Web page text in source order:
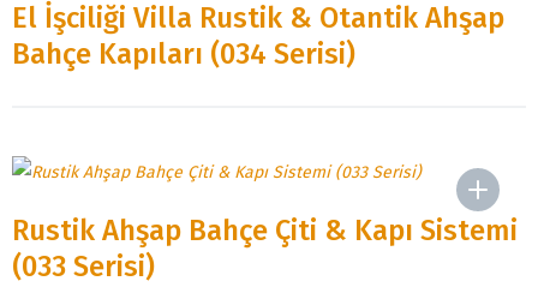
El İşciliği Villa Rustik & Otantik Ahşap
Bahçe Kapıları (034 Serisi)
Rustik Ahşap Bahçe Çiti & Kapı Sistemi
(033 Serisi)